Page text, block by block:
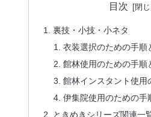
目次
裏技・小技・小ネタ
衣装選択のための手順
館林使用のための手順
館林インスタント使用
伊集院使用のための手
ときめきシリーズ関連一